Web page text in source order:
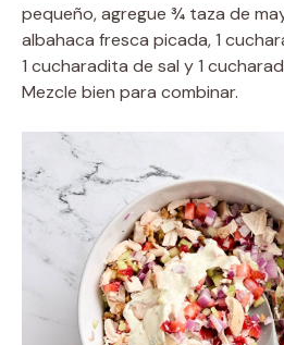
pequeño, agregue ¾ taza de
albahaca fresca picada, 1
1 cucharadita de sal y 1
Mezcle bien para combinar.